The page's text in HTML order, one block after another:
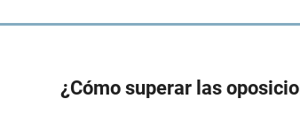
¿Cómo superar las